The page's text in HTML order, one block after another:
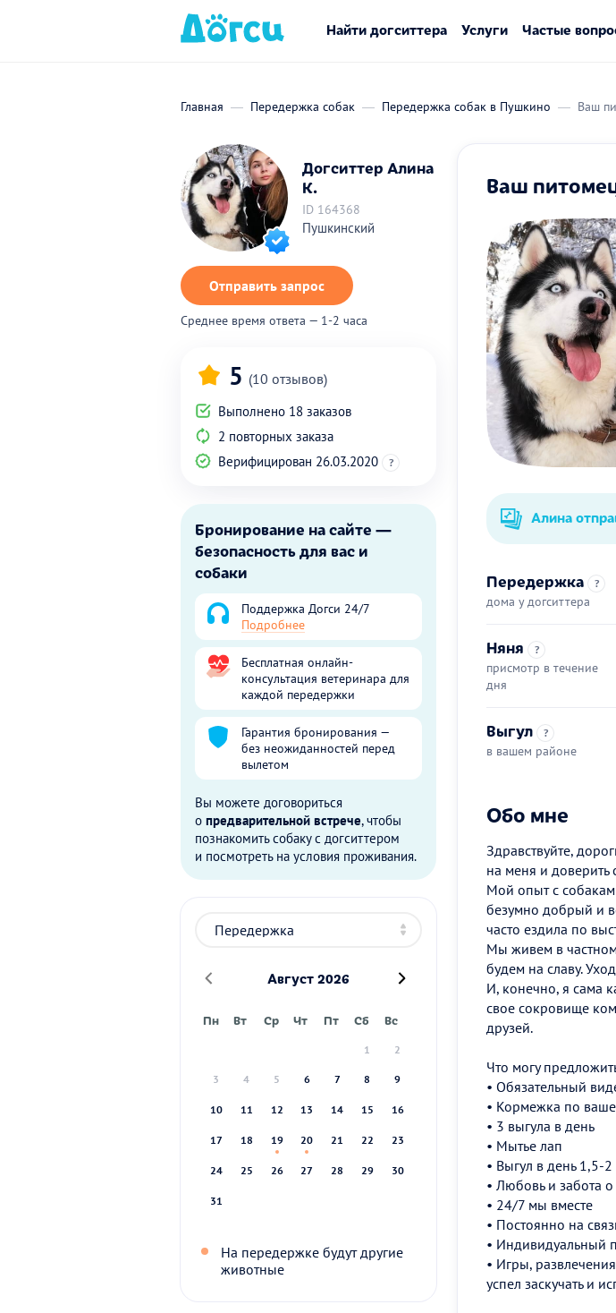
Найти догситтера Услуги Частые
Главная Передержка собак Передержка собак в Пушкино Ваш
Догситтер Алина
К.
ID 164368
Пушкинский
Отправить запрос
Среднее время ответа — 1-2 часа
5 (10 отзывов)
Выполнено 18 заказов
2 повторных заказа
Верифицирован 26.03.2020
?
Бронирование на сайте —
безопасность для вас и
собаки
Поддержка Догси 24/7
Подробнее
Бесплатная онлайн-
консультация ветеринара для
каждой передержки
Гарантия бронирования —
без неожиданностей перед
вылетом
Вы можете договориться
о предварительной встрече, чтобы
познакомить собаку с догситтером
и посмотреть на условия проживания.
Август 2026
Пн Вт Ср Чт Пт Сб Вс
1 2
3 4 5 6 7 8 9
10 11 12 13 14 15 16
17 18 19 20 21 22 23
24 25 26 27 28 29 30
31
На передержке будут другие
животные
Ваш
Алина
Передержка ?
дома у догситтера
Няня ?
присмотр в течение
дня
Выгул ?
в вашем районе
Обо мне
Здравствуйте,
на меня и доверить
Мой опыт с
безумно добрый и
часто ездила по
Мы живем в частном
будем на славу.
И, конечно, я сама
свое сокровище
друзей.
Что могу
• Обязательный
• Кормежка по
• 3 выгула в день
• Мытье лап
• Выгул в день 1,5-2
• Любовь и забота
• 24/7 мы вместе
• Постоянно на
• Индивидуальный
• Игры,
успел заскучать и